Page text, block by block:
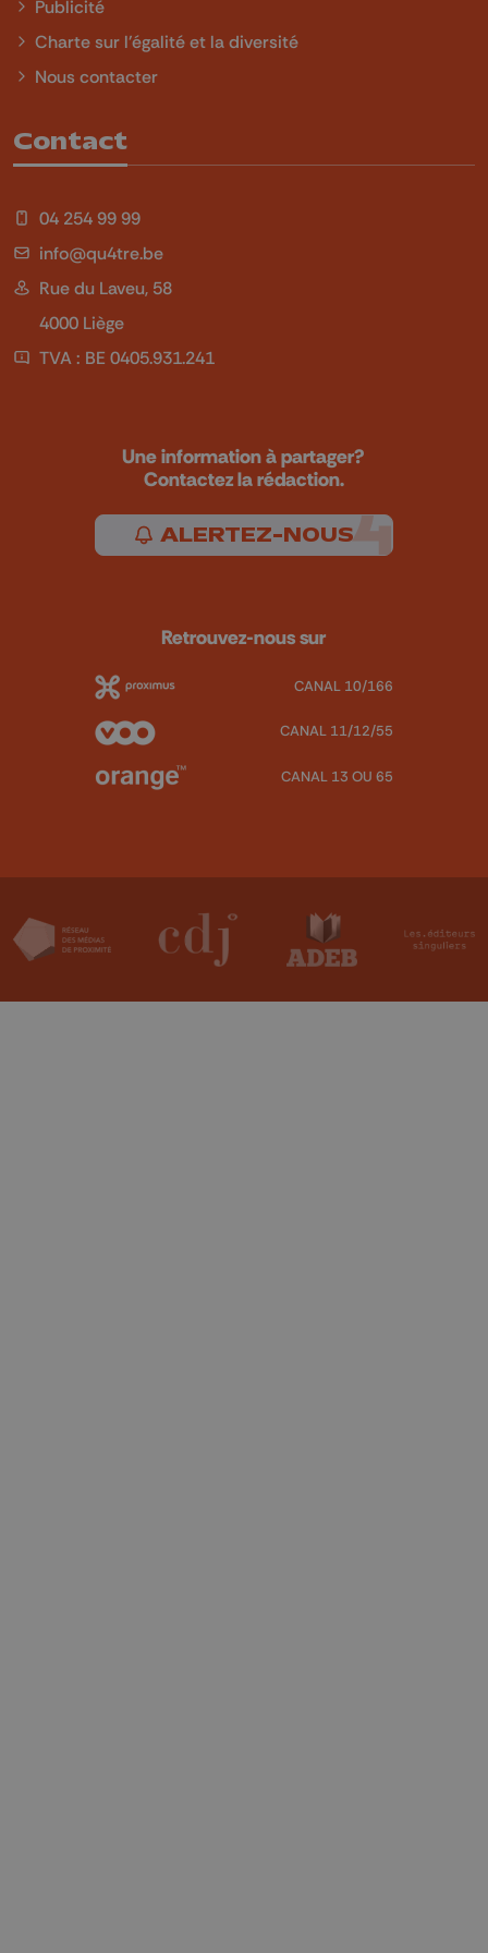
Publicité
Charte sur l'égalité et la diversité
Nous contacter
Contact
04 254 99 99
info@qu4tre.be
Rue du Laveu, 58
4000 Liège
TVA : BE 0405.931.241
Une information à partager?
Contactez la rédaction.
ALERTEZ-NOUS
Retrouvez-nous sur
CANAL 10/166
CANAL 11/12/55
CANAL 13 OU 65